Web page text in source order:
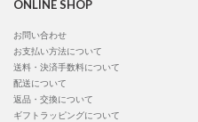
ONLINE SHOP
お問い合わせ
お支払い方法について
送料・決済手数料について
配送について
返品・交換について
ギフトラッピングについて